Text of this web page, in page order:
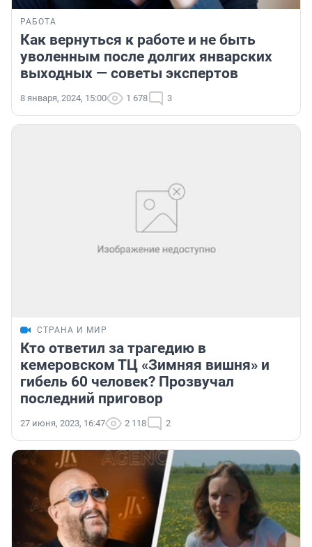
РАБОТА
Как вернуться к работе и не быть
уволенным после долгих январских
выходных — советы экспертов
8 января, 2024, 15:00 1 678 3
СТРАНА И МИР
Кто ответил за трагедию в
кемеровском ТЦ «Зимняя вишня» и
гибель 60 человек? Прозвучал
последний приговор
27 июня, 2023, 16:47 2 118 2